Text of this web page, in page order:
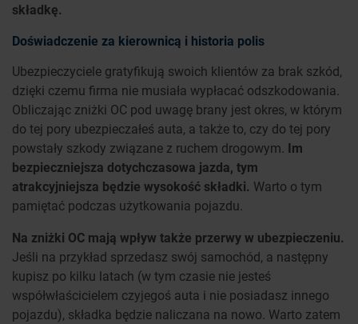
składkę.
Doświadczenie za kierownicą i historia polis
Ubezpieczyciele gratyfikują swoich klientów za brak szkód,
dzięki czemu firma nie musiała wypłacać odszkodowania.
Obliczając zniżki OC pod uwagę brany jest okres, w którym
do tej pory ubezpieczałeś auta, a także to, czy do tej pory
powstały szkody związane z ruchem drogowym. Im
bezpieczniejsza dotychczasowa jazda, tym
atrakcyjniejsza będzie wysokość składki. Warto o tym
pamiętać podczas użytkowania pojazdu.
Na zniżki OC mają wpływ także przerwy w ubezpieczeniu.
Jeśli na przykład sprzedasz swój samochód, a następny
kupisz po kilku latach (w tym czasie nie jesteś
współwłaścicielem czyjegoś auta i nie posiadasz innego
pojazdu), składka będzie naliczana na nowo. Warto zatem